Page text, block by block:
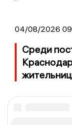
04/08/2026
Среди